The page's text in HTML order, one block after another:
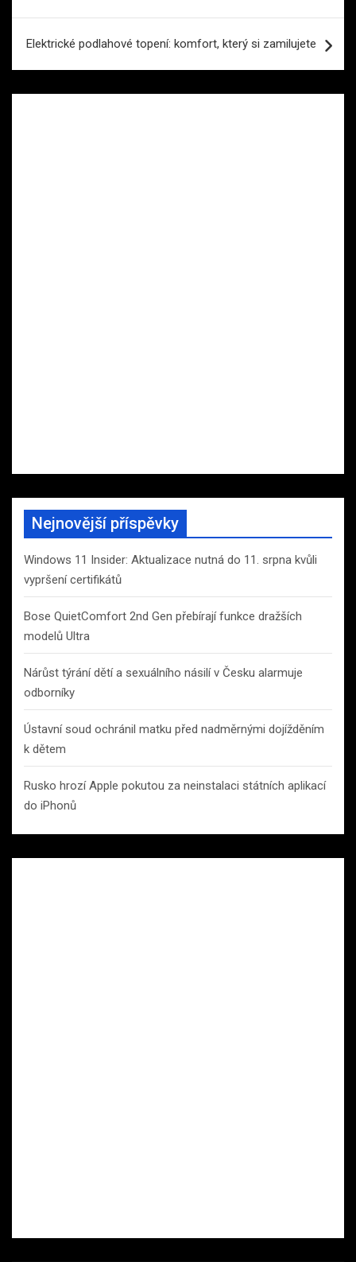
Elektrické podlahové topení: komfort, který si zamilujete
Nejnovější příspěvky
Windows 11 Insider: Aktualizace nutná do 11. srpna kvůli
vypršení certifikátů
Bose QuietComfort 2nd Gen přebírají funkce dražších
modelů Ultra
Nárůst týrání dětí a sexuálního násilí v Česku alarmuje
odborníky
Ústavní soud ochránil matku před nadměrnými dojížděním
k dětem
Rusko hrozí Apple pokutou za neinstalaci státních aplikací
do iPhonů